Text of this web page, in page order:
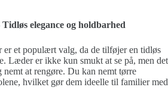
elegance og holdbarhed
er et populært valg, da de tilføjer en tidløs
Læder er ikke kun smukt at se på, men det
at rengøre. Du kan nemt tørre
hvilket gør dem ideelle til familier med